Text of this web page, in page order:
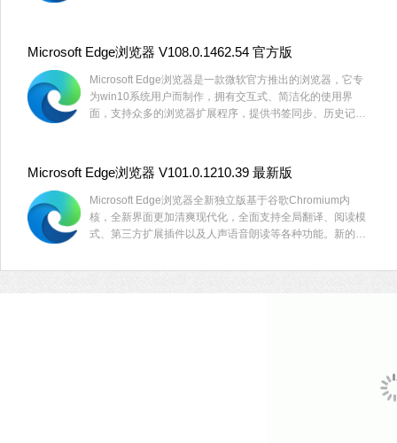
Microsoft Edge浏览器 V108.0.1462.54 官方版
Microsoft Edge浏览器是一款微软官方推出的浏览器，它专
为win10系统用户而制作，拥有交互式、简洁化的使用界
面，支持众多的浏览器扩展程序，提供书签同步、历史记
Microsoft Edge浏览器 V101.0.1210.39 最新版
Microsoft Edge浏览器全新独立版基于谷歌Chromium内
核，全新界面更加清爽现代化，全面支持全局翻译、阅读模
式、第三方扩展插件以及人声语音朗读等各种功能。新的